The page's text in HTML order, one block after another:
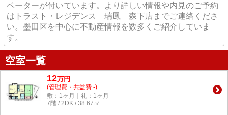
ベーターが付いています。より詳しい情報や内見のご予約
はトラスト・レジデンス 瑞鳳 森下店までご連絡くださ
い。墨田区を中心に不動産情報を数多くご紹介していま
す。
空室一覧
12万円
(管理費・共益費 -)
敷：1ヶ月｜礼：1ヶ月
7階 / 2DK / 38.67㎡